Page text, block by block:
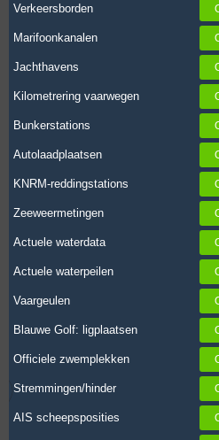
Verkeersborden
Marifoonkanalen
Jachthavens
Kilometrering vaarwegen
Bunkerstations
Autolaadplaatsen
KNRM-reddingstations
Zeeweermetingen
Actuele waterdata
Actuele waterpeilen
Vaargeulen
Blauwe Golf: ligplaatsen
Officiele zwemplekken
Stremmingen/hinder
AIS scheepsposities